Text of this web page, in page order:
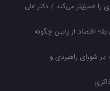
را عمیق‌تر می‌کند / دکتر علی
اقتصاد از پایین چگونه
در شورای راهبردی و